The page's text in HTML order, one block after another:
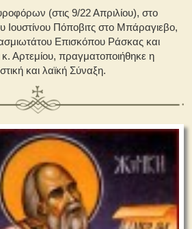
(στις 9/22 Απριλίου), στο
Ιουστίνου Πόποβιτς στο Μπάραγιεβο,
Επισκόπου Ράσκας και
Αρτεμίου, πραγματοποιήθηκε η
και λαϊκή Σύναξη.